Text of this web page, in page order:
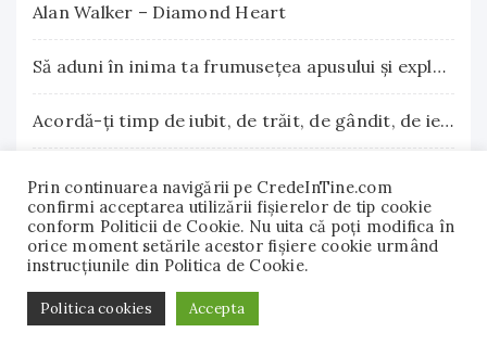
Alan Walker – Diamond Heart
Să aduni în inima ta frumuseţea apusului şi explozia nesfârşită a răsăritului
Acordă-ţi timp de iubit, de trăit, de gândit, de iertat
Surse naturale de biotină care încurajează creşterea părului. Vitamina B7 susţine sănătatea părului, pielii şi unghiilor
© 2018 - 2022 CredeInTine.com. Toate drepturile
rezervate.
Prin continuarea navigării pe CredeInTine.com
confirmi acceptarea utilizării fişierelor de tip cookie
conform Politicii de Cookie. Nu uita că poți modifica în
orice moment setările acestor fişiere cookie urmând
instrucțiunile din Politica de Cookie.
Politica cookies Accepta